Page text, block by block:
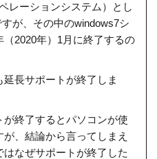
レーションシステム）とし
が、その中のwindows7シ
2020年）1月に終了するの
長サポートが終了しま
終了するとパソコンが使
、結論から言ってしまえ
なぜサポートが終了した